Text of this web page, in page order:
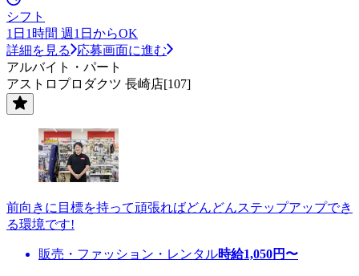
シフト
1日1時間 週1日からOK
詳細を見る
応募画面に進む
アルバイト・パート
アストロプロダクツ 長崎店[107]
前向きに目標を持って頑張ればどんどんステップアップでき
る環境です!
販売・ファッション・レンタル時給1,050円〜